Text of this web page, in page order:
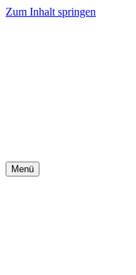
Zum Inhalt springen
Menü